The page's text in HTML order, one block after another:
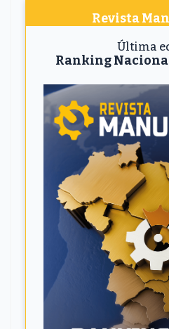
Revista
Última
Ranking